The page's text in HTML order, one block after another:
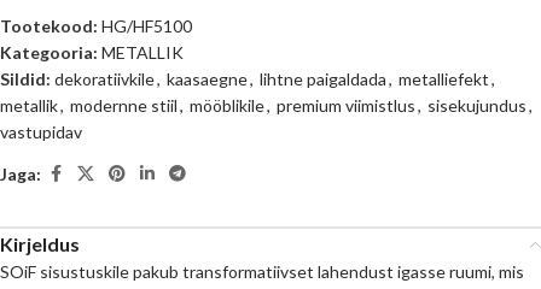
Tootekood: HG/HF5100
Kategooria: METALLIK
Sildid: dekoratiivkile, kaasaegne, lihtne paigaldada, metalliefekt,
metallik, modernne stiil, mööblikile, premium viimistlus, sisekujundus,
vastupidav
Jaga:
Kirjeldus
SOiF sisustuskile pakub transformatiivset lahendust igasse ruumi, mis